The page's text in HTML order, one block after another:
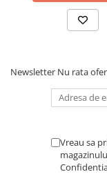
Newsletter Nu rata
Vreau sa